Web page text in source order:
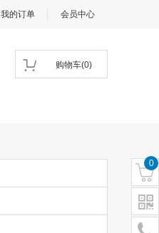
我的订单 会员中心
购物车(0)
0